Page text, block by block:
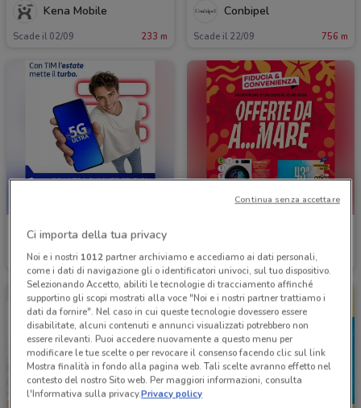
Kena Mobile
Scade il 02/09 233 m
Conbipel
Scade il 22/09 756 m
TIM
Scade il 31/12 1.3 km Scade il 15/08
Ci importa della tua privacy
Noi e i nostri 1012partner archiviamo e accediamo ai dati personali,
come i dati di navigazione gli o identificatori univoci, sul tuo dispositivo.
Selezionando Accetto, abiliti le tecnologie di tracciamento affinché
supportino gli scopi mostrati alla voce "Noi e i nostri partner trattiamo i
dati da fornire". Nel caso in cui queste tecnologie dovessero essere
disabilitate, alcuni contenuti e annunci visualizzati potrebbero non
essere rilevanti. Puoi accedere nuovamente a questo menu per
modificare le tue scelte o per revocare il consenso facendo clic sul link
Mostra finalità in fondo alla pagina web. Tali scelte avranno effetto nel
contesto del nostro Sito web. Per maggiori informazioni, consulta
l'Informativa sulla privacy.Privacy policy
Continua senza accettare